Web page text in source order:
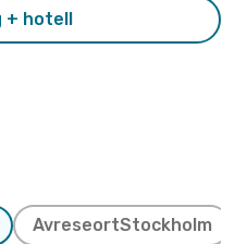
+ hotell
AvreseortStockholm